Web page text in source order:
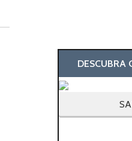
DESCUBRA